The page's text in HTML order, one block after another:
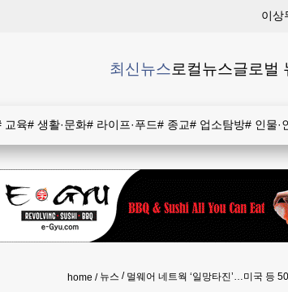
이상
최신뉴스로컬뉴스글로벌
교육# 생활·문화# 라이프·푸드# 종교# 업소탐방# 인물·
home 뉴스 멀웨어 네트웍 ‘일망타진’…미국 등